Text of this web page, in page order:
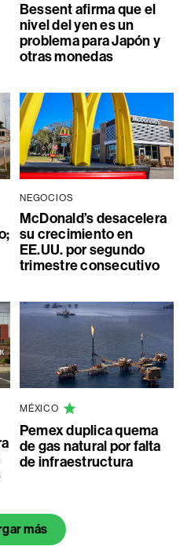
Bessent afirma que el
nivel del yen es un
problema para Japón y
otras monedas
NEGOCIOS
McDonald’s desacelera
su crecimiento en
EE.UU. por segundo
trimestre consecutivo
MÉXICO
Pemex duplica quema
de gas natural por falta
de infraestructura
más